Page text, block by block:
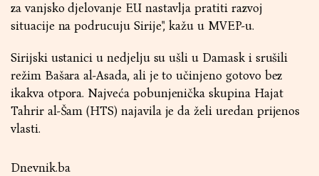
za vanjsko djelovanje EU nastavlja pratiti razvoj
situacije na podrucuju Sirije", kažu u MVEP-u.
Sirijski ustanici u nedjelju su ušli u Damask i srušili
režim Bašara al-Asada, ali je to učinjeno gotovo bez
ikakva otpora. Najveća pobunjenička skupina Hajat
Tahrir al-Šam (HTS) najavila je da želi uredan prijenos
vlasti.
Dnevnik.ba